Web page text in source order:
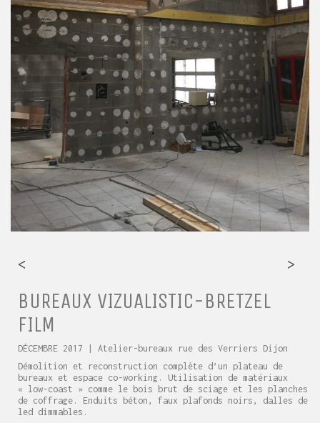
< >
BUREAUX VIZUALISTIC-BRETZEL
FILM
DÉCEMBRE 2017 | Atelier-bureaux rue des Verriers Dijon
Démolition et reconstruction complète d’un plateau de
bureaux et espace co-working. Utilisation de matériaux
« low-coast » comme le bois brut de sciage et les planches
de coffrage. Enduits béton, faux plafonds noirs, dalles de
led dimmables.